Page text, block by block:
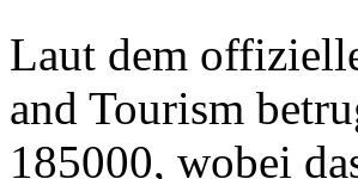
Laut dem
and Tourism
185000, wobei